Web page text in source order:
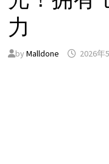
力
by Malldone 2026年